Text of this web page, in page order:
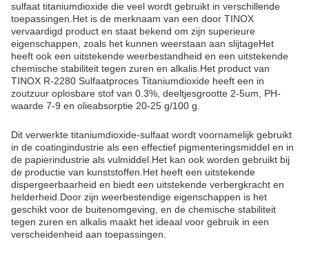
sulfaat titaniumdioxide die veel wordt gebruikt in verschillende
toepassingen.Het is de merknaam van een door TINOX
vervaardigd product en staat bekend om zijn superieure
eigenschappen, zoals het kunnen weerstaan aan slijtageHet
heeft ook een uitstekende weerbestandheid en een uitstekende
chemische stabiliteit tegen zuren en alkalis.Het product van
TINOX R-2280 Sulfaatproces Titaniumdioxide heeft een in
zoutzuur oplosbare stof van 0.3%, deeltjesgrootte 2-5um, PH-
waarde 7-9 en olieabsorptie 20-25 g/100 g.
Dit verwerkte titaniumdioxide-sulfaat wordt voornamelijk gebruikt
in de coatingindustrie als een effectief pigmenteringsmiddel en in
de papierindustrie als vulmiddel.Het kan ook worden gebruikt bij
de productie van kunststoffen.Het heeft een uitstekende
dispergeerbaarheid en biedt een uitstekende verbergkracht en
helderheid.Door zijn weerbestendige eigenschappen is het
geschikt voor de buitenomgeving, en de chemische stabiliteit
tegen zuren en alkalis maakt het ideaal voor gebruik in een
verscheidenheid aan toepassingen.